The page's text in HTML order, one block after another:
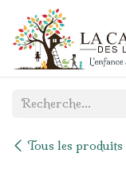
Se rendre au contenu
Tous les produits